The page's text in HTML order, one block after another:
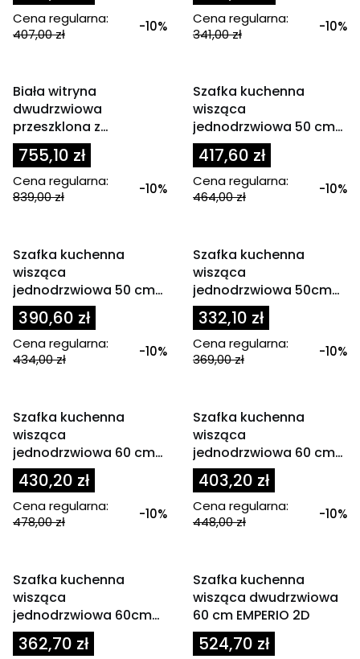
Cena regularna:
407,00 zł
-10%
Cena regularna:
341,00 zł
-10%
Biała witryna
dwudrzwiowa
przeszklona z
szufladami 80cm ALA
755,10 zł
Cena regularna:
839,00 zł
-10%
Szafka kuchenna
wisząca
jednodrzwiowa 50 cm
EMPERIO 1D
417,60 zł
Cena regularna:
464,00 zł
-10%
Szafka kuchenna
wisząca
jednodrzwiowa 50 cm
SOLER
390,60 zł
Cena regularna:
434,00 zł
-10%
Szafka kuchenna
wisząca
jednodrzwiowa 50cm
GLOSS
332,10 zł
Cena regularna:
369,00 zł
-10%
Szafka kuchenna
wisząca
jednodrzwiowa 60 cm
EMPERIO 1D
430,20 zł
Cena regularna:
478,00 zł
-10%
Szafka kuchenna
wisząca
jednodrzwiowa 60 cm
SOLER 1D
403,20 zł
Cena regularna:
448,00 zł
-10%
Szafka kuchenna
wisząca
jednodrzwiowa 60cm
GLOSS
362,70 zł
Szafka kuchenna
wisząca dwudrzwiowa
60 cm EMPERIO 2D
524,70 zł